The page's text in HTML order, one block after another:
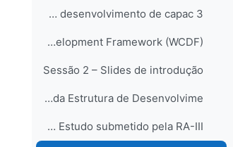
3 Estrutura da OMM para o desenvolvimento de capac...
Congress 19 - Extract Resolution 36: WMO Capacity Development Framework (WCDF)
Sessão 2 – Slides de introdução
Exemplos de aplicação da Estrutura de Desenvolvime...
Exemplo: Caso de Estudo submetido pela RA-III